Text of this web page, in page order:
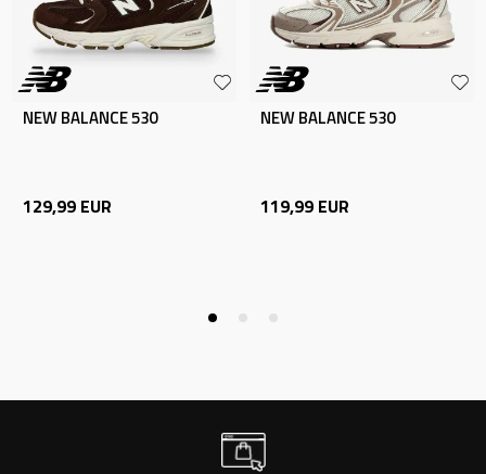
NEW BALANCE 530
129,99 EUR
NEW BALANCE 530
119,99 EUR